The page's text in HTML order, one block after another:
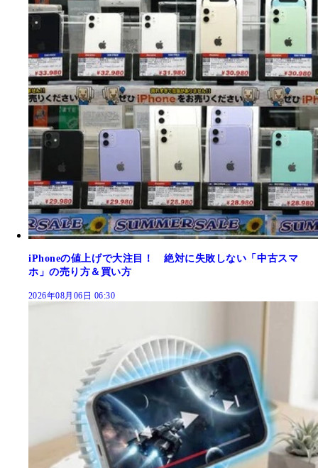
iPhoneの値上げで大注目！ 絶対に失敗しない「中古スマ
ホ」の売り方＆買い方
2026年08月06日 06:30